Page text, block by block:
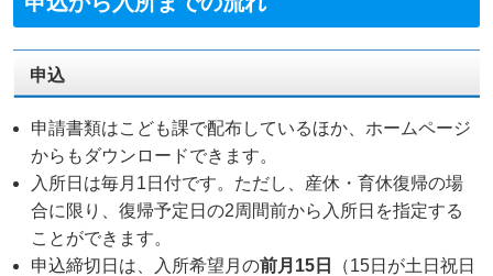
申込
申請書類はこども課で配布しているほか、ホームページ
からもダウンロードできます。
入所日は毎月1日付です。ただし、産休・育休復帰の場
合に限り、復帰予定日の2周間前から入所日を指定する
ことができます。
申込締切日は、入所希望月の前月15日
（15日が土日祝日